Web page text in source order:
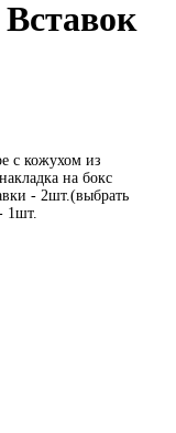
с кожухом из
на бокс
- 2шт.(выбрать
1шт.